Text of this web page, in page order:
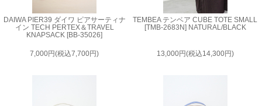
DAIWA PIER39 ダイワ ピアサーティナ
イン TECH PERTEX＆TRAVEL
KNAPSACK [BB-35026]
7,000円(税込7,700円)
TEMBEA テンベア CUBE TOTE SMALL
[TMB-2683N] NATURAL/BLACK
13,000円(税込14,300円)